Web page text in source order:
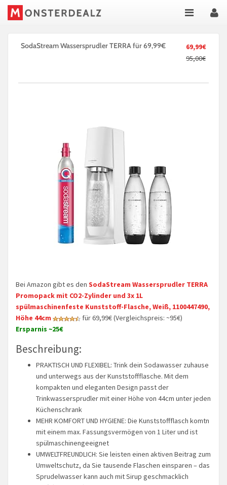
69,99€
95,00€
SodaStream Wassersprudler TERRA für 69,99€
Bei Amazon gibt es den SodaStream Wassersprudler TERRA
Promopack mit CO2-Zylinder und 3x 1L
spülmaschinenfeste Kunststoff-Flasche, Weiß, 1100447490,
Höhe 44cm
für 69,99€ (Vergleichspreis: ~95€)
Ersparnis ~25€
Beschreibung:
PRAKTISCH UND FLEXIBEL: Trink dein Sodawasser zuhause
und unterwegs aus der Kunststoffflasche. Mit dem
kompakten und eleganten Design passt der
Trinkwassersprudler mit einer Höhe von 44cm unter jeden
Küchenschrank
MEHR KOMFORT UND HYGIENE: Die Kunststoffflasch komtn
mit einem max. Fassungsvermögen von 1 Liter und ist
spülmaschinengeeignet
UMWELTFREUNDLICH: Sie leisten einen aktiven Beitrag zum
Umweltschutz, da Sie tausende Flaschen einsparen – das
Sprudelwasser kann auch mit Sirup geschmacklich